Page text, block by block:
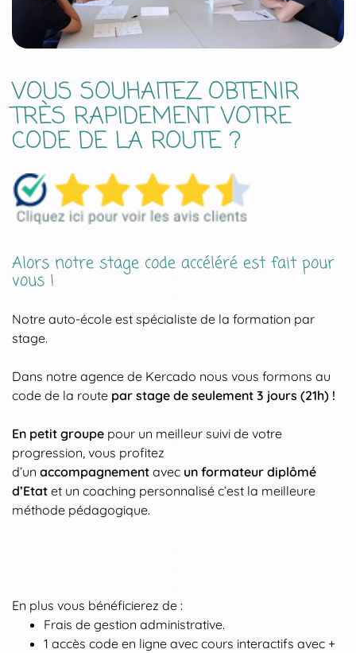
VOUS SOUHAITEZ OBTENIR
TRÈS RAPIDEMENT VOTRE
CODE DE LA ROUTE ?
Alors notre stage code accéléré est fait pour
vous !
Notre auto-école est spécialiste de la formation par
stage.
Dans notre agence de Kercado nous vous formons au
code de la route par stage de seulement 3 jours (21h) !
En petit groupe pour un meilleur suivi de votre
progression, vous profitez
d’un accompagnement avec un formateur diplômé
d’Etat et un coaching personnalisé c’est la meilleure
méthode pédagogique.
En plus vous bénéficierez de :
Frais de gestion administrative.
1 accès code en ligne avec cours interactifs avec +